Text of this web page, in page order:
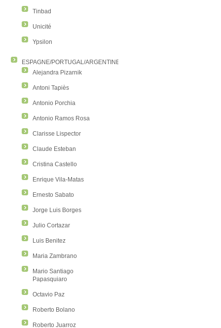
Tinbad
Unicité
Ypsilon
ESPAGNE/PORTUGAL/ARGENTINE/COLOMBIE
Alejandra Pizarnik
Antoni Tapiès
Antonio Porchia
Antonio Ramos Rosa
Clarisse Lispector
Claude Esteban
Cristina Castello
Enrique Vila-Matas
Ernesto Sabato
Jorge Luis Borges
Julio Cortazar
Luis Benitez
Maria Zambrano
Mario Santiago
Papasquiaro
Octavio Paz
Roberto Bolano
Roberto Juarroz